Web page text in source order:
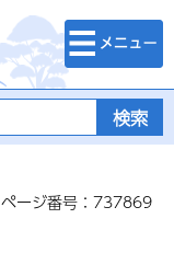
検索・メニュ
ー
ページ番号：737869